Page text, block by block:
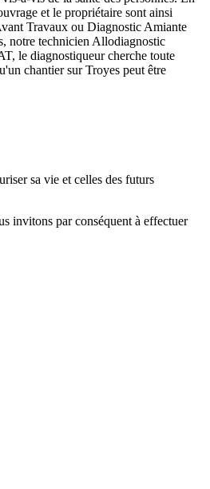
et le propriétaire sont ainsi
Travaux ou Diagnostic Amiante
notre technicien Allodiagnostic
le diagnostiqueur cherche toute
chantier sur Troyes peut être
sa vie et celles des futurs
invitons par conséquent à effectuer